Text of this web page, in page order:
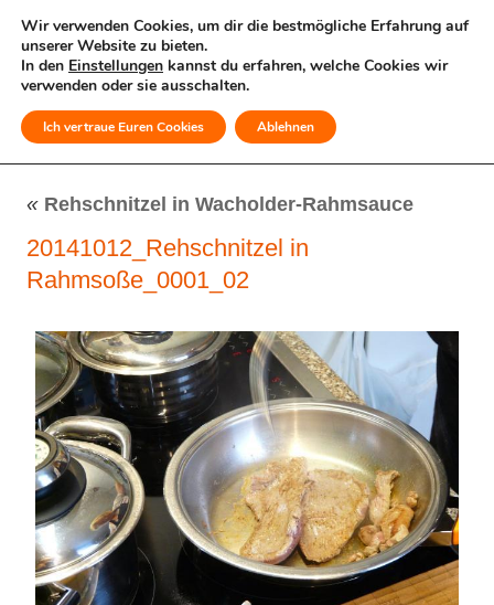
MENÜ
« Rehschnitzel in Wacholder-Rahmsauce
20141012_Rehschnitzel in
Rahmsoße_0001_02
Wir verwenden Cookies, um dir die bestmögliche Erfahrung auf
unserer Website zu bieten.
In den Einstellungen kannst du erfahren, welche Cookies wir
verwenden oder sie ausschalten.
Ich vertraue Euren Cookies Ablehnen